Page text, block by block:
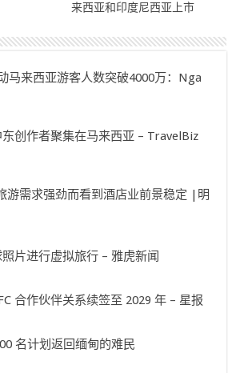
来西亚和印度尼西亚上市
马来西亚游客人数突破4000万：Nga
创作者聚集在马来西亚 – TravelBiz
游需求强劲而看到酒店业前景稳定 |明
片进行虚拟旅行 – 雅虎新闻
合作伙伴关系续签至 2029 年 – 星报
名计划返回缅甸的难民